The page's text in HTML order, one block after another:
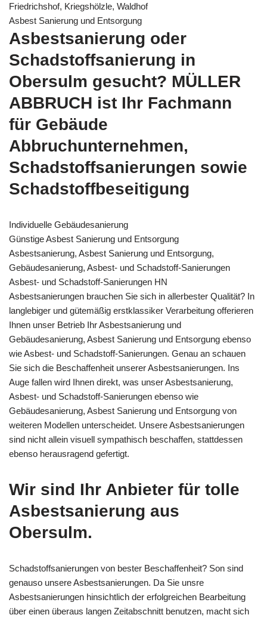
Friedrichshof, Kriegshölzle, Waldhof
Asbest Sanierung und Entsorgung
Asbestsanierung oder
Schadstoffsanierung in
Obersulm gesucht? MÜLLER
ABBRUCH ist Ihr Fachmann
für Gebäude
Abbruchunternehmen,
Schadstoffsanierungen sowie
Schadstoffbeseitigung
Individuelle Gebäudesanierung
Günstige Asbest Sanierung und Entsorgung
Asbestsanierung, Asbest Sanierung und Entsorgung,
Gebäudesanierung, Asbest- und Schadstoff-Sanierungen
Asbest- und Schadstoff-Sanierungen HN
Asbestsanierungen brauchen Sie sich in allerbester Qualität? In
langlebiger und gütemäßig erstklassiker Verarbeitung offerieren
Ihnen unser Betrieb Ihr Asbestsanierung und
Gebäudesanierung, Asbest Sanierung und Entsorgung ebenso
wie Asbest- und Schadstoff-Sanierungen. Genau an schauen
Sie sich die Beschaffenheit unserer Asbestsanierungen. Ins
Auge fallen wird Ihnen direkt, was unser Asbestsanierung,
Asbest- und Schadstoff-Sanierungen ebenso wie
Gebäudesanierung, Asbest Sanierung und Entsorgung von
weiteren Modellen unterscheidet. Unsere Asbestsanierungen
sind nicht allein visuell sympathisch beschaffen, stattdessen
ebenso herausragend gefertigt.
Wir sind Ihr Anbieter für tolle
Asbestsanierung aus
Obersulm.
Schadstoffsanierungen von bester Beschaffenheit? Son sind
genauso unsere Asbestsanierungen. Da Sie unsre
Asbestsanierungen hinsichtlich der erfolgreichen Bearbeitung
über einen überaus langen Zeitabschnitt benutzen, macht sich